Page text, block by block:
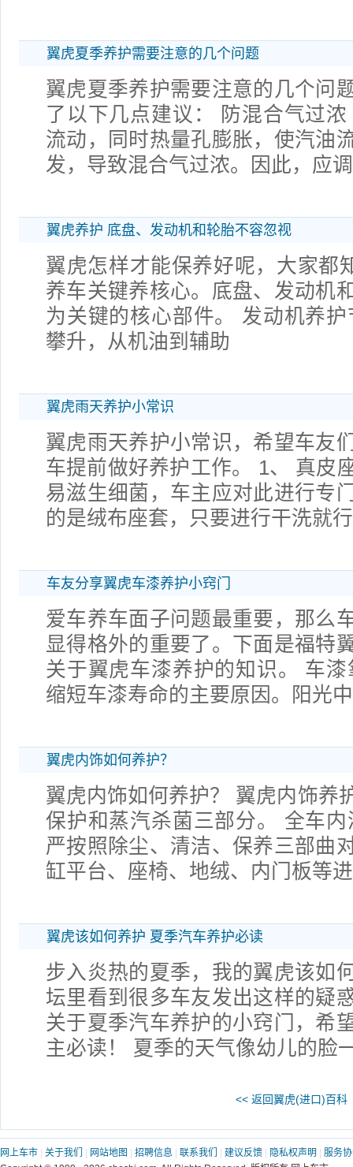
翼虎夏季养护需要注意的几个问题
翼虎夏季养护需要注意的几个问
了以下几点建议： 防混合气过
流动，同时热量孔膨胀，使汽油
发，导致混合气过浓。因此，应
翼虎养护 底盘、发动机和轮胎不容忽视
翼虎怎样才能保养好呢，大家都
养车关键养核心。底盘、发动机
为关键的核心部件。 发动机养
攀升，从机油到辅助
翼虎雨天养护小常识
翼虎雨天养护小常识，希望车友
车提前做好养护工作。 1、 真皮
易滋生细菌，车主应对此进行专
的是绒布座套，只要进行干洗就
车友分享翼虎车漆养护小窍门
爱车养车面子问题最重要，那么
显得格外的重要了。下面是福特
关于翼虎车漆养护的知识。 车
缩短车漆寿命的主要原因。阳光
翼虎内饰如何养护？
翼虎内饰如何养护？ 翼虎内饰养
保护和蒸汽杀菌三部分。 全
严按照除尘、清洁、保养三部曲
缸平台、座椅、地绒、内门板等
翼虎该如何养护 夏季汽车养护必读
步入炎热的夏季，我的翼虎该如
坛里看到很多车友发出这样的疑
关于夏季汽车养护的小窍门，希
主必读！ 夏季的天气像幼儿的脸
<< 返回翼虎(进口)百科
网上车市 关于我们 网站地图 招聘信息 联系我们 建议反馈 隐私权声明
服务